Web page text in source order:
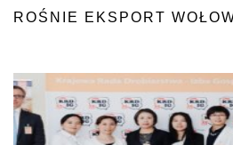
ROŚNIE EKSPORT